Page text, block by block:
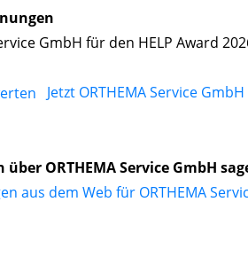
GmbH für den HELP Award
Jetzt ORTHEMA Service
über ORTHEMA Service GmbH
aus dem Web für ORTHEMA